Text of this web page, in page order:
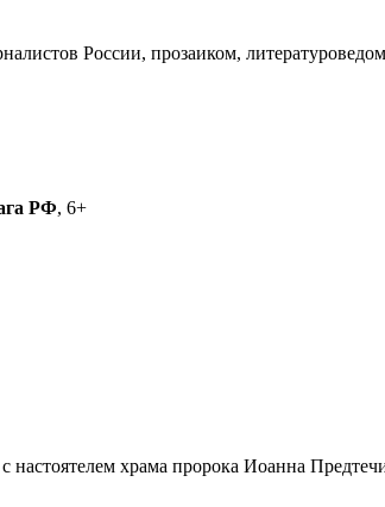
России, прозаиком, литературоведом
РФ, 6+
с настоятелем храма пророка Иоанна